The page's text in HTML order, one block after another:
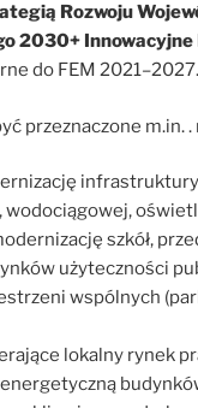
Rozwoju
2030+ Innowacyjne
do FEM 2021–2027.
przeznaczone m.in. .
wodociągowej,
szkół,
użyteczności
wspólnych
lokalny rynek